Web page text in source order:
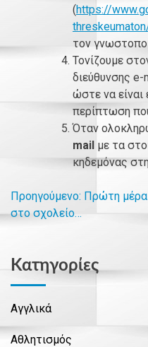
(https://
τον
Τονίζουμε
διεύθυνσης
ώστε να
περίπτωση
Όταν
mail με τα
κηδεμόνας
Πλοήγηση
Προηγούμενο: Πρώτη μέρα
στο σχολείο…
Kατηγορίες
Αγγλικά
Αθλητισμός